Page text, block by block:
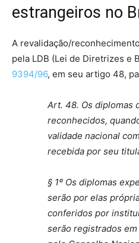
estrangeiros no
A revalidação/
pela LDB (Lei de Diretrizes e
9394/96, em seu artigo 48,
Art. 48. Os diplomas
reconhecidos,
validade nacional
recebida por seu
§ 1º Os diplomas
serão por elas
conferidos por
serão registrados